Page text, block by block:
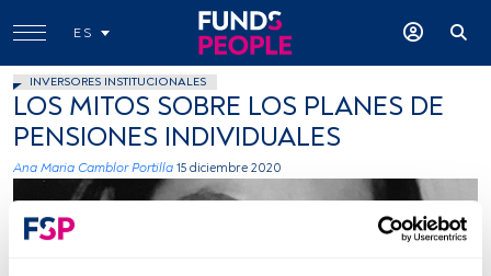
ES
INVERSORES INSTITUCIONALES
LOS MITOS SOBRE LOS PLANES DE
PENSIONES INDIVIDUALES
Ana Maria Camblor Portilla 15 diciembre 2020